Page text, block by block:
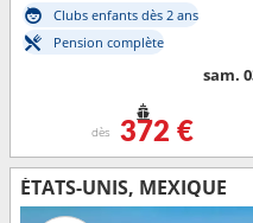
Clubs enfants dès 2 ans
Pension complète
sam.
dès 372 €
ÉTATS-UNIS, MEXIQUE